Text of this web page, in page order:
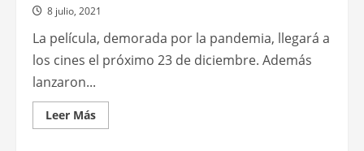
8 julio, 2021
La película, demorada por la pandemia, llegará a
los cines el próximo 23 de diciembre. Además
lanzaron...
Leer MásLeer
más